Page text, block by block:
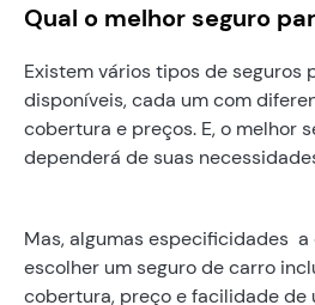
Qual o melhor seguro
Existem vários tipos de seguros
disponíveis, cada um com
cobertura e preços. E, o melhor
dependerá de suas
Mas, algumas especificidades
escolher um seguro de carro
cobertura, preço e facilidade de